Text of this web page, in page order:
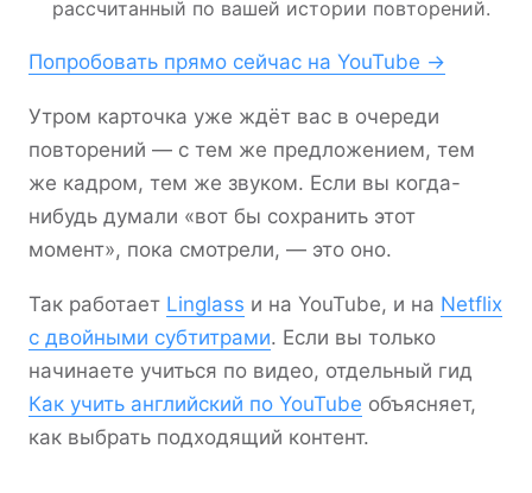
рассчитанный по вашей истории повторений.
Попробовать прямо сейчас на YouTube →
Утром карточка уже ждёт вас в очереди
повторений — с тем же предложением, тем
же кадром, тем же звуком. Если вы когда-
нибудь думали «вот бы сохранить этот
момент», пока смотрели, — это оно.
Так работает Linglass и на YouTube, и на Netflix
с двойными субтитрами. Если вы только
начинаете учиться по видео, отдельный гид
Как учить английский по YouTube объясняет,
как выбрать подходящий контент.